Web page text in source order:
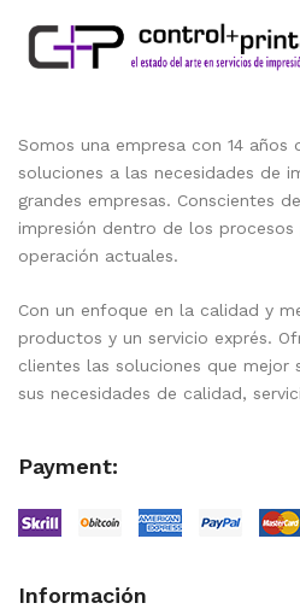
Somos una empresa con 14 años
soluciones a las necesidades de
grandes empresas. Conscientes
impresión dentro de los
operación actuales.
Con un enfoque en la calidad y
productos y un servicio exprés.
clientes las soluciones que mejor
sus necesidades de calidad,
Payment:
Información